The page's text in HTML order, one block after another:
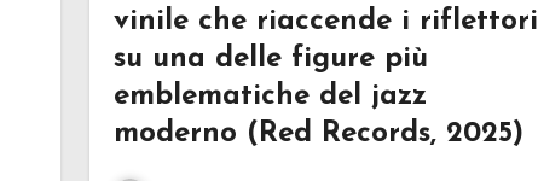
vinile che riaccende i riflettori
su una delle figure più
emblematiche del jazz
moderno (Red Records, 2025)